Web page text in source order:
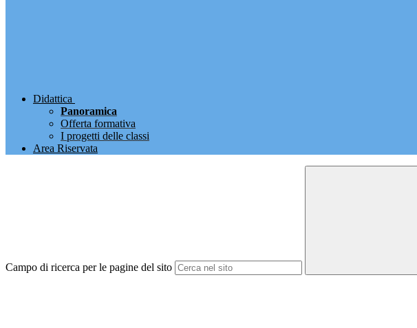
Didattica
Panoramica
Offerta formativa
I progetti delle classi
Area Riservata
Campo di ricerca per le pagine del sito